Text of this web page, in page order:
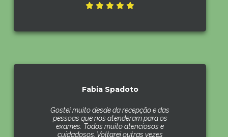
Fabia Spadoto
Gostei muito desde da recepção e das
pessoas que nos atenderam para os
exames. Todos muito atenciosos e
cuidadosos. Voltarei outras vezes